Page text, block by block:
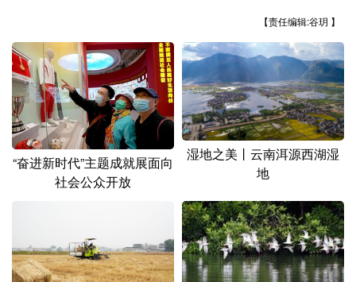
湖南
广东 广西 海南 重庆
四川 贵州 云南 西藏
陕西 甘肃 青海 宁夏
新疆 内蒙古 黑龙江
English Español Français عربى
【责任编辑:谷玥 】
“奋进新时代”主题成就展面向
社会公众开放
湿地之美丨云南洱源西湖湿
地